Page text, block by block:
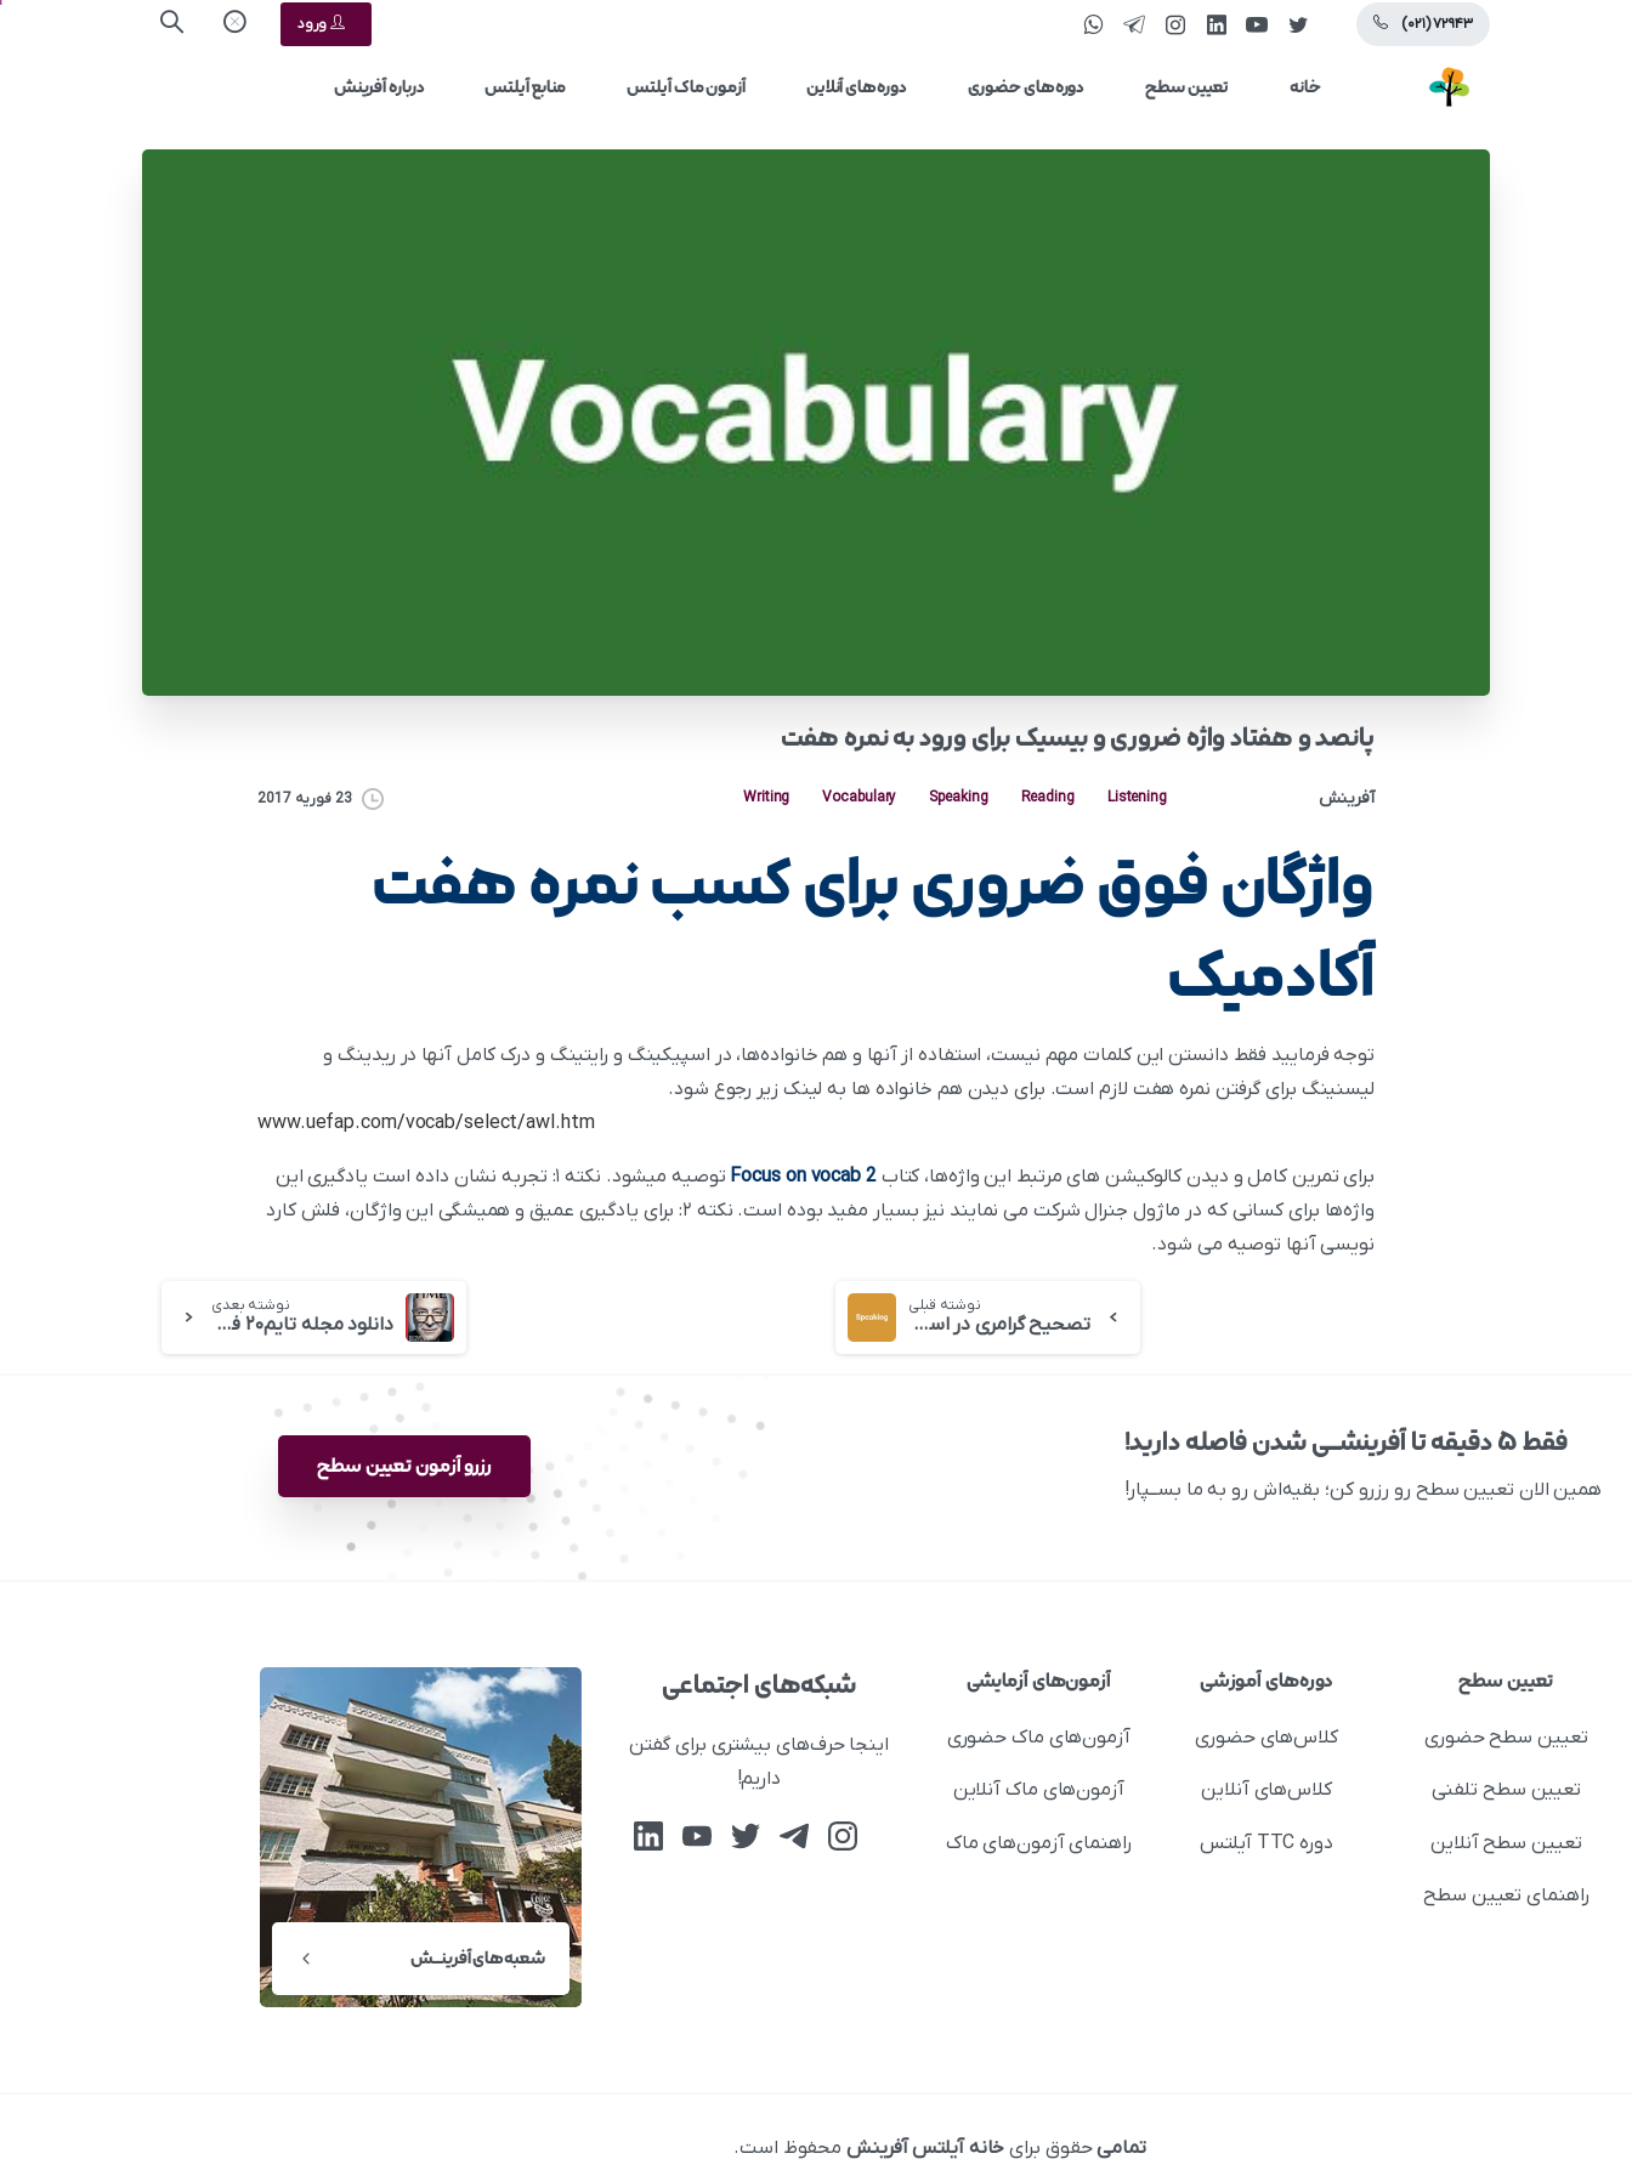
(۰۲۱) ۷۲۹۴۳ ورود
خانه تعیین سطح دوره‌های حضوری دوره‌های آنلاین آزمون ماک آیلتس منابع آیلتس درباره آفرینش
پانصد و هفتاد واژه ضروری و بیسیک برای ورود به نمره هفت
آفرینش Listening
Reading
Speaking
Vocabulary
Writing 23 فوریه 2017
واژگان فوق ضروری برای کسب نمره هفت
آکادمیک
توجه فرمایید فقط دانستن این کلمات مهم نیست، استفاده از آنها و هم خانواده‌ها، در اسپیکینگ و رایتینگ و درک کامل آنها در ریدینگ و
لیسنینگ برای گرفتن نمره هفت لازم است. برای دیدن هم خانواده ها به لینک زیر رجوع شود.
www.uefap.com/vocab/select/awl.htm
برای تمرین کامل و دیدن کالوکیشن های مرتبط این واژه‌ها، کتابFocus on vocab 2
توصیه میشود. نکته ۱: تجربه نشان داده است یادگیری این
واژه‌ها برای کسانی که در ماژول جنرال شرکت می نمایند نیز بسیار مفید بوده است. نکته ۲: برای یادگیری عمیق و همیشگی این واژگان، فلش کارد
نویسى آنها توصیه می شود.
نوشته قبلی
تصحیح گرامری در اسپیکینگ جایز است ؟
نوشته بعدی
دانلود مجله تایم ۲۰ فوریه ۲۰۱۷ برای تقویت ریدینگ
فقط ۵ دقیقه تا آفرینشــی شدن فاصله دارید!
همین الان تعیین سطح رو رزرو کن؛ بقیه‌اش رو به ما بســپار!
رزرو آزمون تعیین سطح
تعیین سطح
تعیین سطح حضوری
تعیین سطح تلفنی
تعیین سطح آنلاین
راهنمای تعیین سطح
دوره‌های آموزشی
کلاس‌های حضوری
کلاس‌های آنلاین
دوره TTC آیلتس
آزمون‌های آزمایشی
آزمون‌های ماک حضوری
آزمون‌های ماک آنلاین
راهنمای آزمون‌های ماک
شبکه‌های اجتماعی
اینجا حرف‌های بیشتری برای گفتن
داریم!
شعبه‌های آفرینــش
تمامیحقوق برای خانه آیلتس آفرینشمحفوظ است.